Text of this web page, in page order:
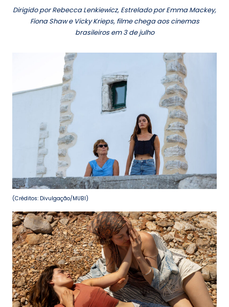
Dirigido por Rebecca Lenkiewicz, Estrelado por Emma Mackey,
Fiona Shaw e Vicky Krieps, filme chega aos cinemas
brasileiros em 3 de julho
(Créditos: Divulgação/MUBI)